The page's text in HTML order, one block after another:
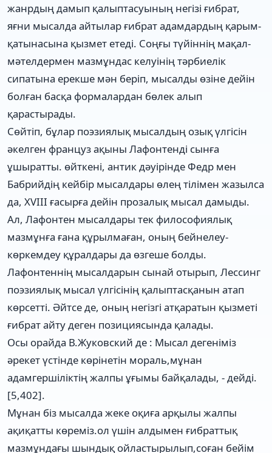
жанрдың дамып қалыптасуының негізі ғибрат,
яғни мысалда айтылар ғибрат адамдардың қарым-
қатынасына қызмет етеді. Соңғы түйіннің мақал-
мәтелдермен мазмұндас келуінің тәрбиелік
сипатына ерекше мән беріп, мысалды өзіне дейін
болған басқа формалардан бөлек алып
қарастырады.
Сөйтіп, бұлар поэзиялық мысалдың озық үлгісін
әкелген француз ақыны Лафонтенді сынға
ұшыратты. өйткені, антик дәуірінде Федр мен
Бабрийдің кейбір мысалдары өлең тілімен жазылса
да, XVIII ғасырға дейін прозалық мысал дамыды.
Ал, Лафонтен мысалдары тек философиялық
мазмұнға ғана құрылмаған, оның бейнелеу-
көркемдеу құралдары да өзгеше болды.
Лафонтеннің мысалдарын сынай отырып, Лессинг
поэзиялық мысал үлгісінің қалыптасқанын атап
көрсетті. Әйтсе де, оның негізгі атқаратын қызметі
ғибрат айту деген позициясында қалады.
Осы орайда В.Жуковский де : Мысал дегеніміз
әрекет үстінде көрінетін мораль,мұнан
адамгершіліктің жалпы ұғымы байқалады, - дейді.
[5,402].
Мұнан біз мысалда жеке оқиға арқылы жалпы
ақиқатты көреміз.ол үшін алдымен ғибраттық
мазмұндағы шындық ойластырылып,соған бейім